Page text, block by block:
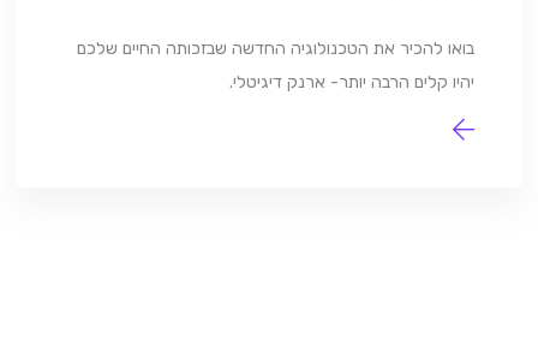
בואו להכיר את הטכנולוגיה החדשה שבזכותה החיים שלכם
יהיו קלים הרבה יותר- ארנק דיגיטלי.